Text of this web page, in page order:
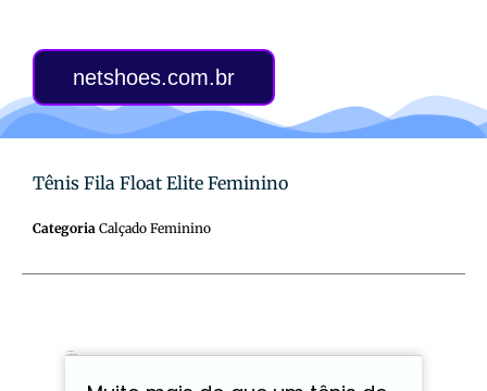
netshoes.com.br
Tênis Fila Float Elite Feminino
Categoria Calçado Feminino